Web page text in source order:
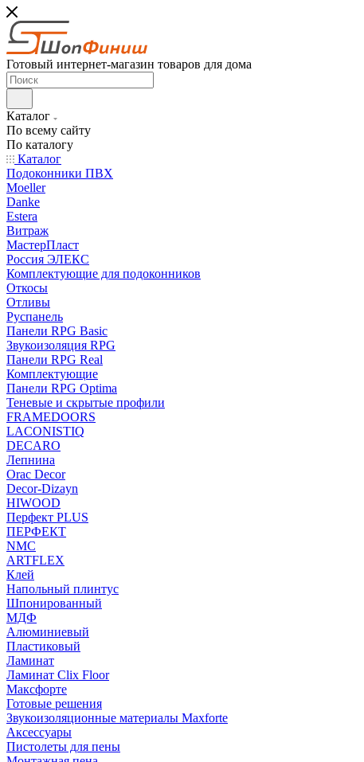
Готовый интернет-магазин товаров для дома
Каталог
По всему сайту
По каталогу
Каталог
Подоконники ПВХ
Moeller
Danke
Estera
Витраж
МастерПласт
Россия ЭЛЕКС
Комплектующие для подоконников
Откосы
Отливы
Руспанель
Панели RPG Basic
Звукоизоляция RPG
Панели RPG Real
Комплектующие
Панели RPG Optima
Теневые и скрытые профили
FRAMEDOORS
LACONISTIQ
DECARO
Лепнина
Orac Decor
Decor-Dizayn
HIWOOD
Перфект PLUS
ПЕРФЕКТ
NMC
ARTFLEX
Клей
Напольный плинтус
Шпонированный
МДФ
Алюминиевый
Пластиковый
Ламинат
Ламинат Clix Floor
Максфорте
Готовые решения
Звукоизоляционные материалы Maxforte
Аксессуары
Пистолеты для пены